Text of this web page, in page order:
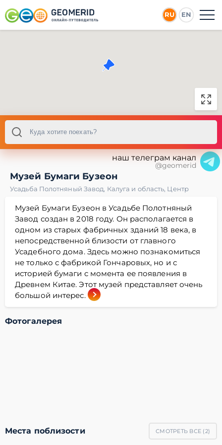
RU EN
наш телеграм канал
@geomerid
Музей Бумаги Бузеон
Усадьба Полотняный Завод, Калуга и область, Центр
Музей Бумаги Бузеон в Усадьбе Полотняный
Завод создан в 2018 году. Он располагается в
одном из старых фабричных зданий 18 века, в
непосредственной близости от главного
Усадебного дома. Здесь можно познакомиться
не только с фабрикой Гончаровых, но и с
историей бумаги с момента ее появления в
Древнем Китае. Этот музей представляет очень
большой интерес.
Фотогалерея
Места поблизости СМОТРЕТЬ ВСЕ (2)